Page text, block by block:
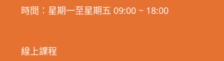
時間：星期一至星期五 09:00 ~ 18:00
線上課程